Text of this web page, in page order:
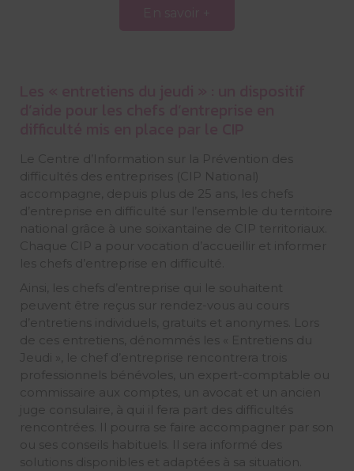
Le Centre d’Information sur la Prévention des
difficultés des entreprises (CIP National)
accompagne, depuis plus de 25 ans, les chefs
d’entreprise en difficulté sur l’ensemble du territoire
national grâce à une soixantaine de CIP territoriaux.
Chaque CIP a pour vocation d’accueillir et informer
les chefs d’entreprise en difficulté.
Ainsi, les chefs d’entreprise qui le souhaitent
peuvent être reçus sur rendez-vous au cours
d’entretiens individuels, gratuits et anonymes. Lors
de ces entretiens, dénommés les « Entretiens du
Jeudi », le chef d’entreprise rencontrera trois
professionnels bénévoles, un expert-comptable ou
commissaire aux comptes, un avocat et un ancien
juge consulaire, à qui il fera part des difficultés
rencontrées. Il pourra se faire accompagner par son
ou ses conseils habituels. Il sera informé des
solutions disponibles et adaptées à sa situation.